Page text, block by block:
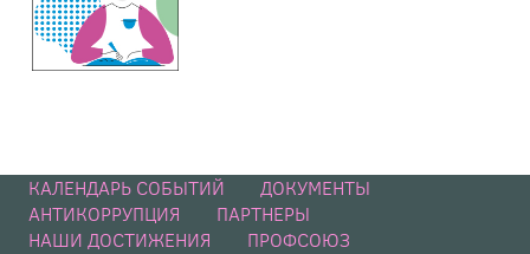
КАЛЕНДАРЬ СОБЫТИЙ
ДОКУМЕНТЫ
АНТИКОРРУПЦИЯ
ПАРТНЕРЫ
НАШИ ДОСТИЖЕНИЯ
ПРОФСОЮЗ